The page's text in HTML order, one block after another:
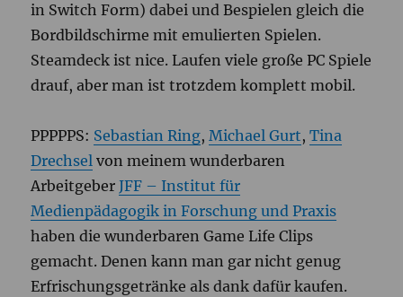
in Switch Form) dabei und Bespielen gleich die
Bordbildschirme mit emulierten Spielen.
Steamdeck ist nice. Laufen viele große PC Spiele
drauf, aber man ist trotzdem komplett mobil.
PPPPPS: Sebastian Ring,Michael Gurt,Tina
Drechsel von meinem wunderbaren
ArbeitgeberJFF – Institut für
Medienpädagogik in Forschung und Praxis
haben die wunderbaren Game Life Clips
gemacht. Denen kann man gar nicht genug
Erfrischungsgetränke als dank dafür kaufen.